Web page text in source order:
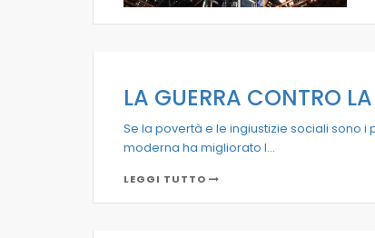
LA GUERRA CONTRO
Se la povertà e le ingiustizie sociali sono
moderna ha migliorato l...
LEGGI TUTTO